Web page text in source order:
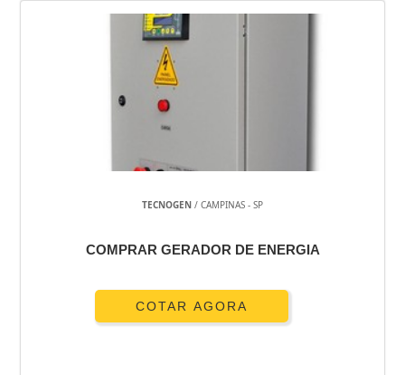
TECNOGEN / CAMPINAS - SP
COMPRAR GERADOR DE ENERGIA
COTAR AGORA